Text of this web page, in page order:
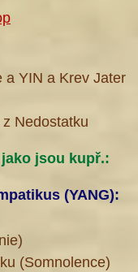
a YIN a Krev Jater
Nedostatku
jsou kupř.:
(YANG):
(Somnolence)